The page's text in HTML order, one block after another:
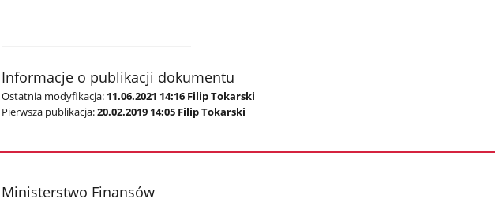
Informacje o publikacji dokumentu
Ostatnia modyfikacja: 11.06.2021 14:16 Filip Tokarski
Pierwsza publikacja:20.02.2019 14:05 Filip Tokarski
stopka
Ministerstwo Finansów